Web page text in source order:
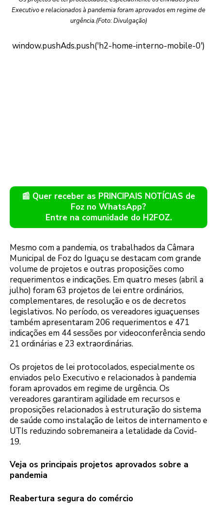
Executivo e relacionados à pandemia foram aprovados em regime de
urgência.(Foto: Divulgação)
📰 Quer receber as PRINCIPAIS NOTÍCIAS de
Foz no WhatsApp?
Entre na comunidade do H2FOZ.
Mesmo com a pandemia, os trabalhados da Câmara
Municipal de Foz do Iguaçu se destacam com grande
volume de projetos e outras proposições como
requerimentos e indicações. Em quatro meses (abril a
julho) foram 63 projetos de lei entre ordinários,
complementares, de resolução e os de decretos
legislativos. No período, os vereadores iguaçuenses
também apresentaram 206 requerimentos e 471
indicações em 44 sessões por videoconferência sendo
21 ordinárias e 23 extraordinárias.
Os projetos de lei protocolados, especialmente os
enviados pelo Executivo e relacionados à pandemia
foram aprovados em regime de urgência. Os
vereadores garantiram agilidade em recursos e
proposições relacionados à estruturação do sistema
de saúde como instalação de leitos de internamento e
UTIs reduzindo sobremaneira a letalidade da Covid-
19.
Veja os principais projetos aprovados sobre a
pandemia
Reabertura segura do comércio